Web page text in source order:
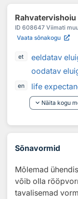
ID 608647 Viimati
Vaata sõnakogu
et
eeldatav
oodatav
en
life
keyboard_arrow_down Näita kogu
Sõnavormid
Mõlemad
võib olla
tavalisemad